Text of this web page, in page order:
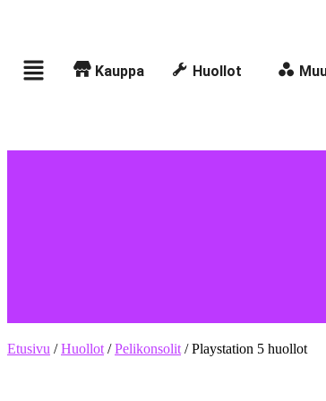
Kauppa Huollot
Etusivu /Huollot /Pelikonsolit / Playstation 5 huollot